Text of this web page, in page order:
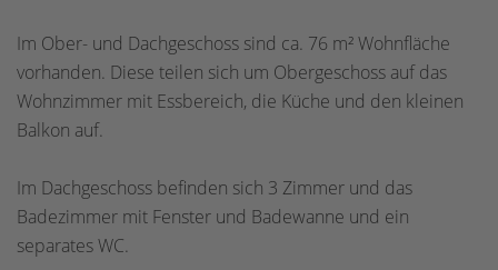
Im Ober- und Dachgeschoss sind ca. 76 m² Wohnfläche
vorhanden. Diese teilen sich um Obergeschoss auf das
Wohnzimmer mit Essbereich, die Küche und den kleinen
Balkon auf.
Im Dachgeschoss befinden sich 3 Zimmer und das
Badezimmer mit Fenster und Badewanne und ein
separates WC.